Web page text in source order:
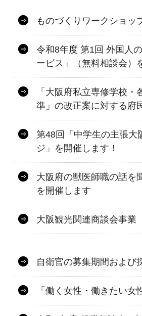
ものづくりワークショッ
令和8年度 第1回 外国人
ービス」（無料相談会）
「大阪府私立専修学校
準」の改正案に対する府
第48回「中学生の主張大
ジ」を開催します！
大阪府の獣医師職の話を
を開催します
大阪観光関連商談会事業
自衛官の募集期間および
「働く女性・働きたい女